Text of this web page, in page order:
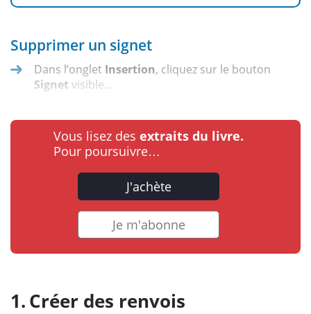
Supprimer un signet
Dans l’onglet Insertion, cliquez sur le bouton
Signet visible...
Vous lisez des extraits du livre.
Pour poursuivre…
J'achète
Je m'abonne
Créer des renvois